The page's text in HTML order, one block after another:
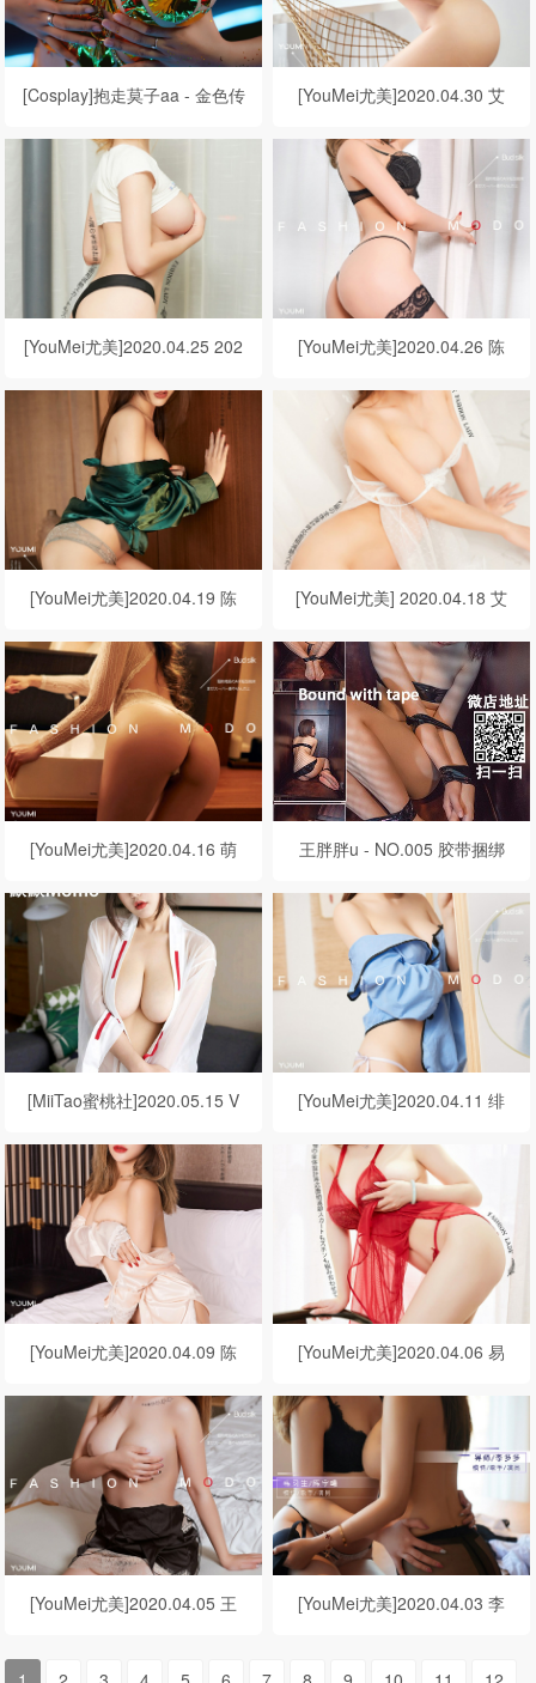
[Cosplay]抱走莫子aa - 金色传
[YouMei尤美]2020.04.30 艾
[YouMei尤美]2020.04.25 202
[YouMei尤美]2020.04.26 陈
[YouMei尤美]2020.04.19 陈
[YouMei尤美] 2020.04.18 艾
[YouMei尤美]2020.04.16 萌
王胖胖u - NO.005 胶带捆绑
[MiiTao蜜桃社]2020.05.15 V
[YouMei尤美]2020.04.11 绯
[YouMei尤美]2020.04.09 陈
[YouMei尤美]2020.04.06 易
[YouMei尤美]2020.04.05 王
[YouMei尤美]2020.04.03 李